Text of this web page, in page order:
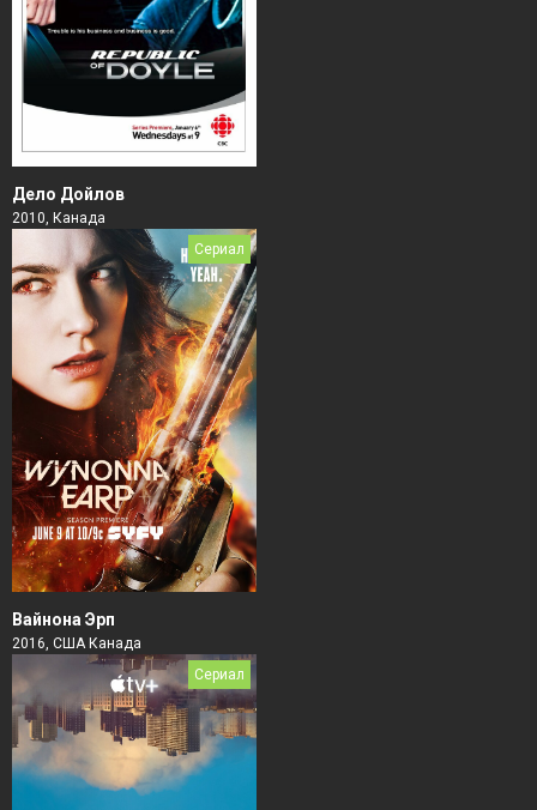
Дело Дойлов
2010, Канада
Сериал
Вайнона Эрп
2016, США Канада
Сериал